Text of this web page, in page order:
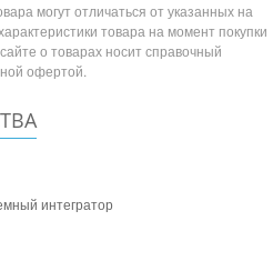
могут отличаться от указанных на
товара на момент покупки
о товарах носит справочный
офертой.
интегратор